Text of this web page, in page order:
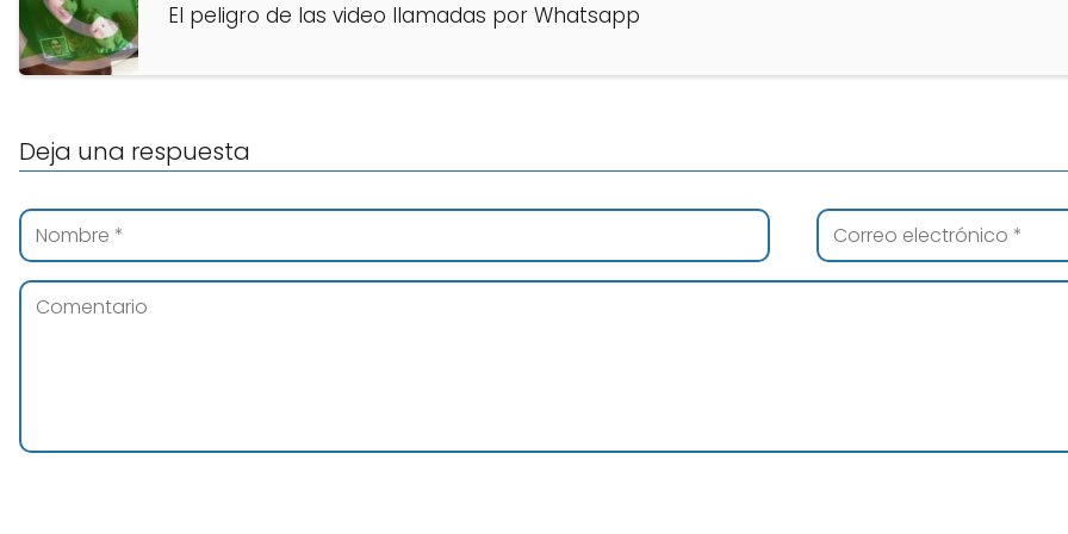
El peligro de las video llamadas por Whatsapp
Deja una respuesta